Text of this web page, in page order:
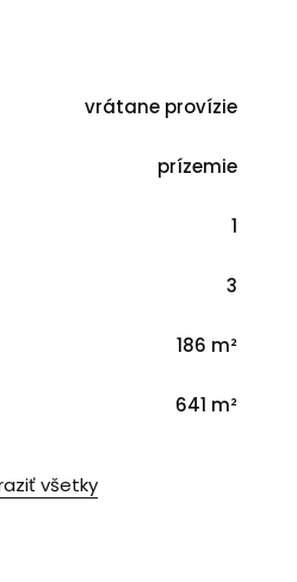
vrátane provízie
prízemie
1
3
186 m²
641 m²
všetky